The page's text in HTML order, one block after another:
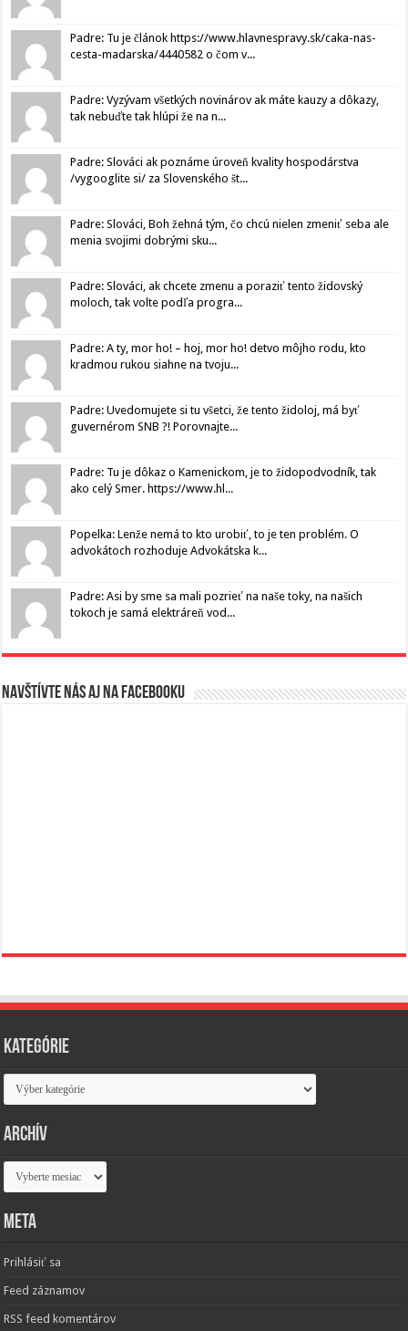
Padre: Tu je článok https://www.hlavnespravy.sk/caka-nas-
cesta-madarska/4440582 o čom v...
Padre: Vyzývam všetkých novinárov ak máte kauzy a dôkazy,
tak nebuďte tak hlúpi že na n...
Padre: Slováci ak poznáme úroveň kvality hospodárstva
/vygooglite si/ za Slovenského št...
Padre: Slováci, Boh žehná tým, čo chcú nielen zmeniť seba ale
menia svojimi dobrými sku...
Padre: Slováci, ak chcete zmenu a poraziť tento židovský
moloch, tak volte podľa progra...
Padre: A ty, mor ho! – hoj, mor ho! detvo môjho rodu, kto
kradmou rukou siahne na tvoju...
Padre: Uvedomujete si tu všetci, že tento židoloj, má byť
guvernérom SNB ?! Porovnajte...
Padre: Tu je dôkaz o Kamenickom, je to židopodvodník, tak
ako celý Smer. https://www.hl...
Popelka: Lenže nemá to kto urobiť, to je ten problém. O
advokátoch rozhoduje Advokátska k...
Padre: Asi by sme sa mali pozrieť na naše toky, na našich
tokoch je samá elektráreň vod...
Navštívte nás aj na Facebooku
Kategórie
Kategórie
Archív
Archív
Meta
Prihlásiť sa
Feed záznamov
RSS feed komentárov